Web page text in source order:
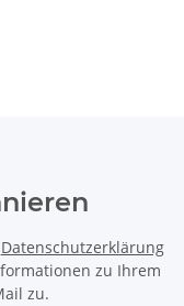
Datenschutzerklärung
zu Ihrem
zu.